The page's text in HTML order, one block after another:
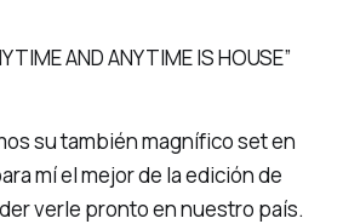
AND ANYTIME IS HOUSE”
su también magnífico set en
mí el mejor de la edición de
verle pronto en nuestro país.